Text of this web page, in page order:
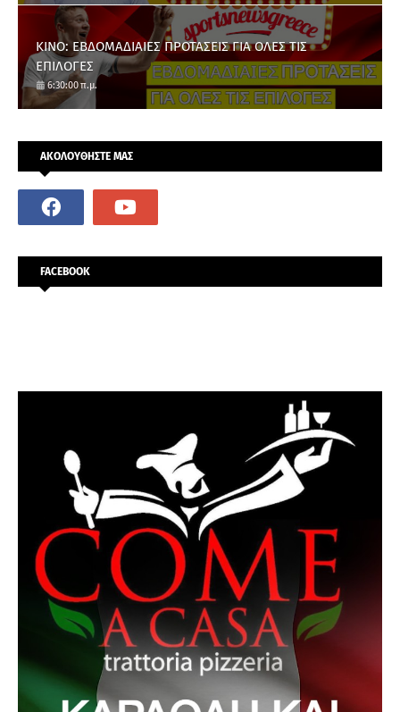
ΚΙΝΟ: ΕΒΔΟΜΑΔΙΑΙΕΣ ΠΡΟΤΑΣΕΙΣ ΓΙΑ ΟΛΕΣ ΤΙΣ
ΕΠΙΛΟΓΕΣ
6:30:00 π.μ.
ΑΚΟΛΟΥΘΗΣΤΕ ΜΑΣ
FACEBOOK